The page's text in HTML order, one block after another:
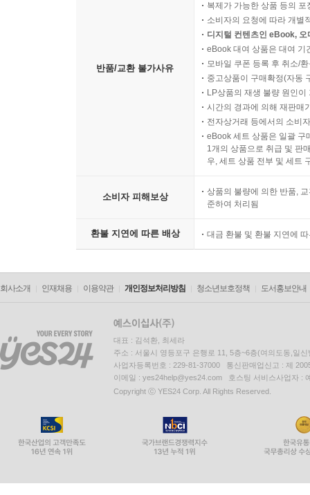
반품/교환 불가사유
복제가 가능한 상품 등의
소비자의 요청에 따라 개별
디지털 컨텐츠인 eBook,
eBook 대여 상품은 대여 기
모바일 쿠폰 등록 후 취소/
중고상품이 구매확정(자동
LP상품의 재생 불량 원인
시간의 경과에 의해 재판매
전자상거래 등에서의 소비
eBook 세트 상품은 일괄 구
1개의 상품으로 취급 및 판
우, 세트 상품 전부 및 세트
소비자 피해보상
상품의 불량에 의한 반품,
준하여 처리됨
환불 지연에 따른 배상 대금 환불 및 환불 지연에
회사소개 인재채용 이용약관 개인정보처리방침 청소년보호정책 도서홍보안내
대표 : 김석환, 최세라
주소 : 서울시 영등포구 은행로 11, 5층~6층(여의도동,일신
사업자등록번호 : 229-81-37000 통신판매업신고 : 제
이메일 : yes24help@yes24.com 호스팅 서비스사업자 :
Copyright ⓒ YES24 Corp. All Rights Reserved.